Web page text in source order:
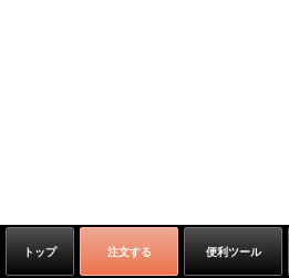
トップ 注文する 便利ツール